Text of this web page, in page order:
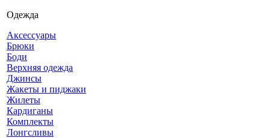
Одежда
Аксессуары
Брюки
Боди
Верхняя одежда
Джинсы
Жакеты и пиджаки
Жилеты
Кардиганы
Комплекты
Лонгсливы